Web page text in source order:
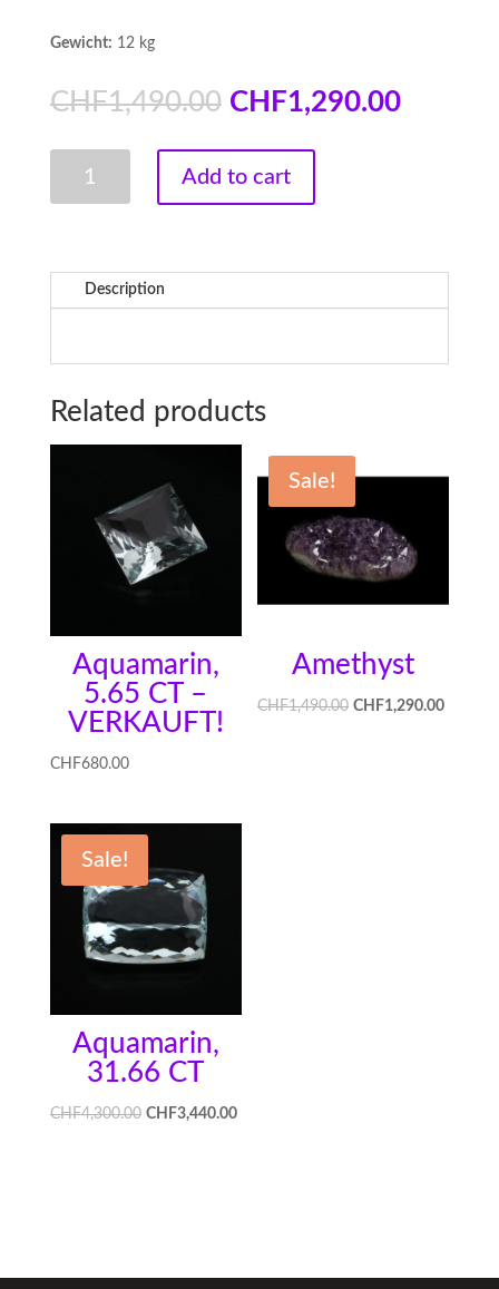
Gewicht: 12 kg
CHF1,490.00 CHF1,290.00
quantity
Add to cart
Description
Related products
Aquamarin,
5.65 CT –
VERKAUFT!
CHF680.00
Sale!
Amethyst
CHF1,490.00 CHF1,290.00
Sale!
Aquamarin,
31.66 CT
CHF4,300.00 CHF3,440.00